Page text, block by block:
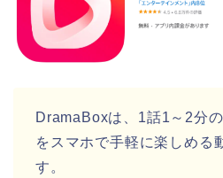
DramaBoxは、1話1～2分
をスマホで手軽に楽しめる
す。